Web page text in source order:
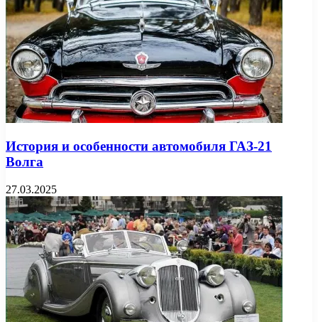
История и особенности автомобиля ГАЗ-21
Волга
27.03.2025